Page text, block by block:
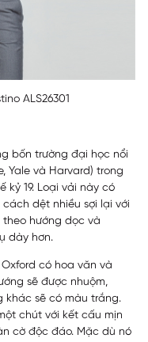
ALS26301
bốn trường đại học nổi
Yale và Harvard) trong
kỷ 19. Loại vải này có
dệt nhiều sợi lại với
hướng dọc và
dày hơn.
có hoa văn và
sẽ được nhuộm,
khác sẽ có màu trắng.
chút với kết cấu mịn
cờ độc đáo. Mặc dù nó